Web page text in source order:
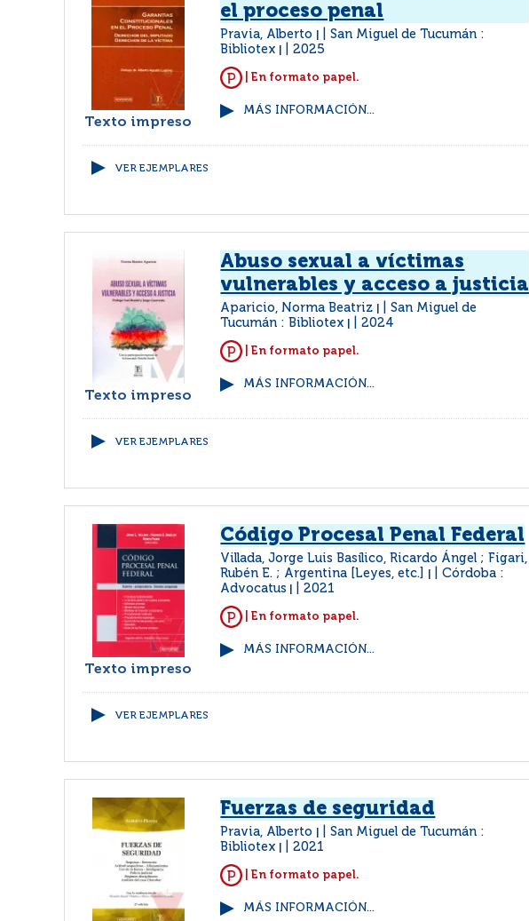
Texto impreso
el proceso penal
Pravia, Alberto
San Miguel de Tucumán :
Bibliotex
2025
| En formato papel.
MÁS INFORMACIÓN...
VER EJEMPLARES
Texto impreso
Abuso sexual a víctimas
vulnerables y acceso a justicia
Aparicio, Norma Beatriz
San Miguel de
Tucumán : Bibliotex
2024
| En formato papel.
MÁS INFORMACIÓN...
VER EJEMPLARES
Texto impreso
Código Procesal Penal Federal
Villada, Jorge Luis Basílico, Ricardo Ángel ; Figari,
Rubén E. ; Argentina [Leyes, etc.]
Córdoba :
Advocatus
2021
| En formato papel.
MÁS INFORMACIÓN...
VER EJEMPLARES
Fuerzas de seguridad
Pravia, Alberto
San Miguel de Tucumán :
Bibliotex
2021
| En formato papel.
MÁS INFORMACIÓN...